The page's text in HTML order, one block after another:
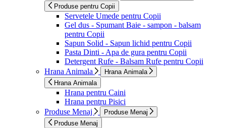
Produse pentru Copii
Servetele Umede pentru Copii
Gel dus - Spumant Baie - sampon - balsam
pentru Copii
Sapun Solid - Sapun lichid pentru Copii
Pasta Dinti - Apa de gura pentru Copii
Detergent Rufe - Balsam Rufe pentru Copii
Hrana Animala
Hrana Animala
Hrana Animala
Hrana pentru Caini
Hrana pentru Pisici
Produse Menaj
Produse Menaj
Produse Menaj